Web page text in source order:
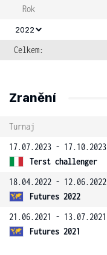
Rok
2022
Celkem:
Zranění
Turnaj
17.07.2023 - 17.10.2023
Terst challenger
18.04.2022 - 12.06.2022
Futures 2022
21.06.2021 - 13.07.2021
Futures 2021